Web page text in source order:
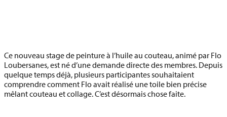
Ce nouveau stage de peinture à l’huile au couteau, animé par Flo
Loubersanes, est né d’unedemande directe des membres. Depuis
quelque temps déjà, plusieurs participantes souhaitaient
comprendre comment Flo avait réalisé une toile bien précise
mêlant couteau et collage. C’est désormais chose faite.